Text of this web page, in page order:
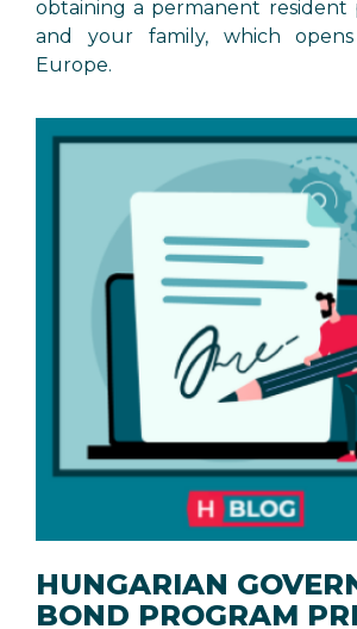
obtaining a permanent resident
and your family, which
Europe.
HUNGARIAN
BOND PROGRAM